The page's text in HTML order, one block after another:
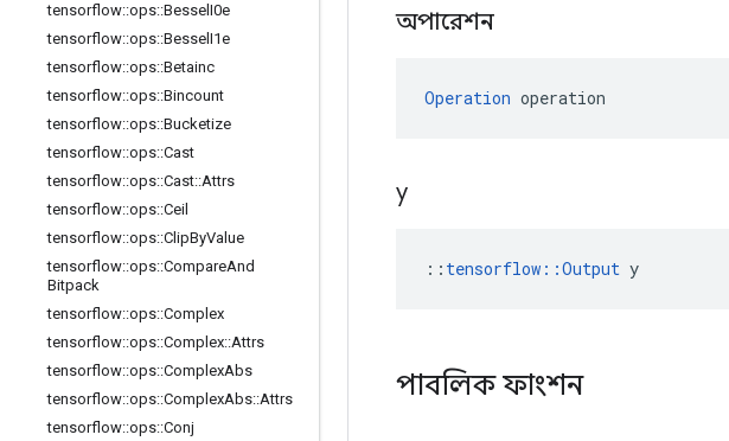
tensorflow::ops::Bessel I0e
tensorflow::ops::Bessel I1e
tensorflow::ops::Betainc
tensorflow::ops::Bincount
tensorflow::ops::Bucketize
tensorflow::ops::Cast
tensorflow::ops::Cast::Attrs
tensorflow::ops::Ceil
tensorflow::ops::ClipByValue
tensorflow::ops::CompareAnd
Bitpack
tensorflow::ops::Complex
tensorflow::ops::Complex::Attrs
tensorflow::ops::ComplexAbs
tensorflow::ops::ComplexAbs::Attrs
tensorflow::ops::Conj
অপারেশন
Operation operation
y
:: tensorflow::Output y
পাবলিক ফাংশন